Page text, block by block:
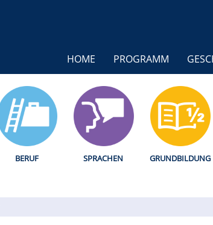
HOME PROGRAMM
BERUF SPRACHEN GRUNDBILDUNG